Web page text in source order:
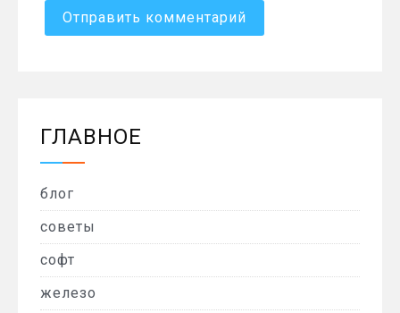
ГЛАВНОЕ
блог
советы
софт
железо